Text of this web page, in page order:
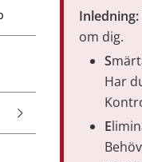
Inledning:
om dig.
S
Har
E